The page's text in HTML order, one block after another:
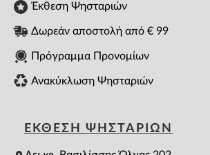
Έκθεση Ψησταριών
Δωρεάν αποστολή από € 99
Πρόγραμμα Προνομίων
Ανακύκλωση Ψησταριών
ΕΚΘΕΣΗ ΨΗΣΤΑΡΙΩΝ